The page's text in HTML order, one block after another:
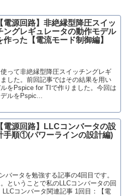
【電源回路】非絶縁型降圧スイッ
ングレギュレータの動作モデル
作った【電流モード制御編】
って非絶縁型降圧スイッチングレギ
した。前回記事ではその結果を用い
をPspice for TIで作りました。今回は
ルをPspic...
【電源回路】LLCコンバータの設
手順①(パワーラインの設計編)
バータを勉強する記事の4回目です。
ということで私のLLCコンバータの回
コンバータ関連記事 1回目：【電